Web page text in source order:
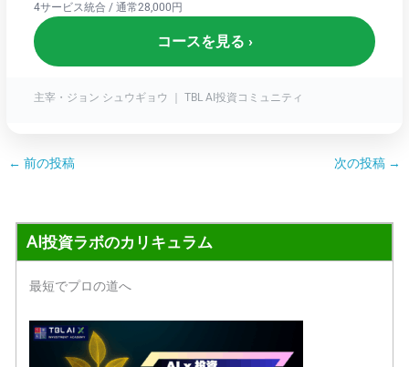
4サービス統合 / 通常28,000円
コースを見る ›
主宰・ジョン シュウギョウ ｜ TBL AI投資コミュニティ
← 前の投稿 次の投稿 →
AI投資ラボのカリキュラム
最短でプロの道へ